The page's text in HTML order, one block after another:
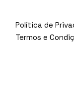
Política de
Termos e